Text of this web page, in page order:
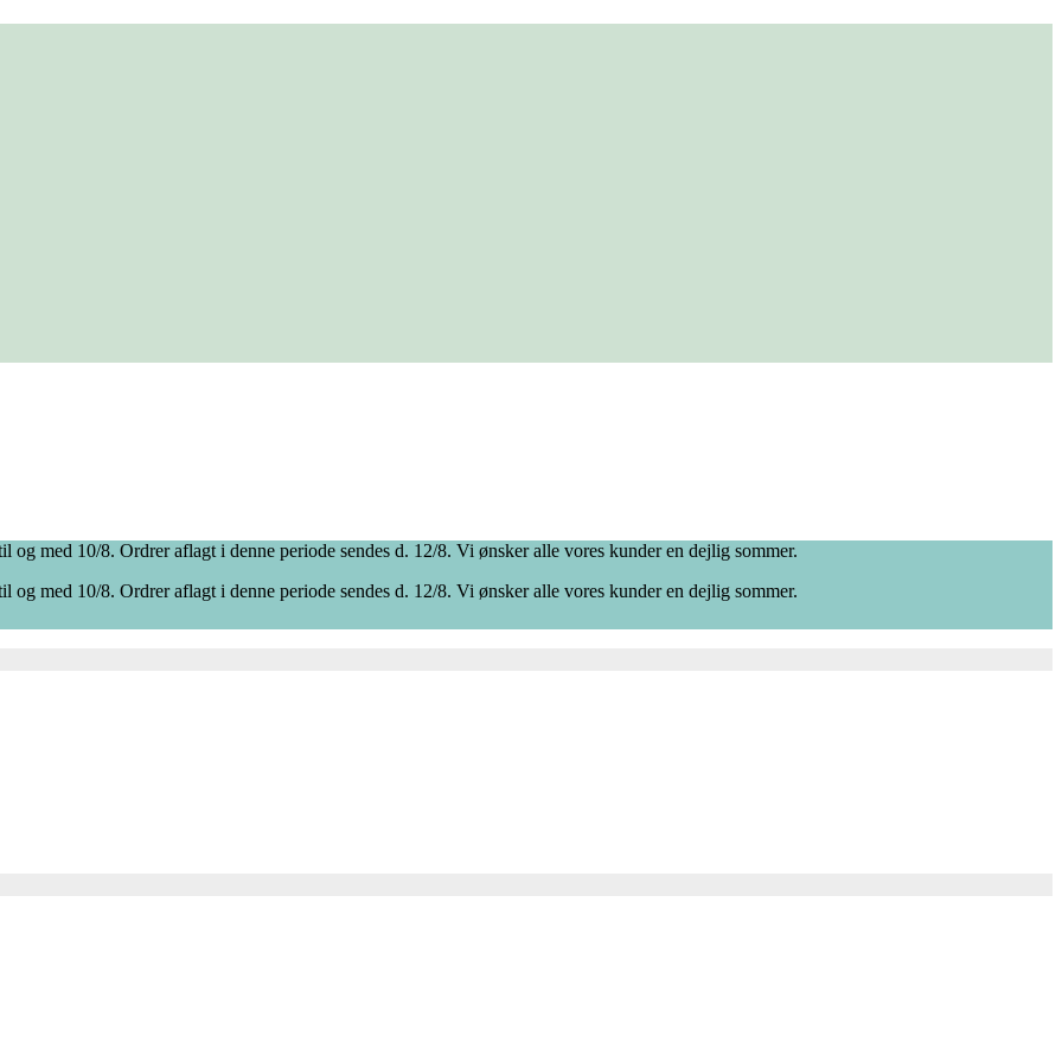
med 10/8. Ordrer aflagt i denne periode sendes d. 12/8. Vi ønsker alle vores kunder en dejlig sommer.
med 10/8. Ordrer aflagt i denne periode sendes d. 12/8. Vi ønsker alle vores kunder en dejlig sommer.